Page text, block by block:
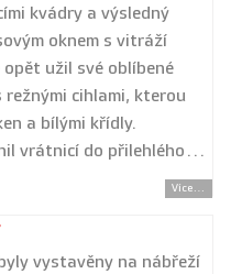
kvádry a výsledný
oknem s vitráží
opět užil své oblíbené
cihlami, kterou
a bílými křídly.
vrátnicí do přilehlého…
Více...
vystavěny na nábřeží